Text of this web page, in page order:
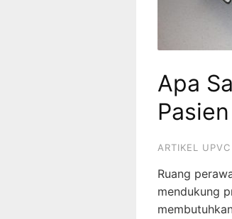
Apa
ARTIKEL UPVC
Ruang
mendukung